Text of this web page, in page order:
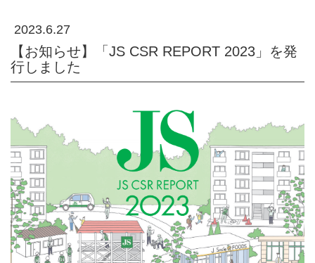
2023.6.27
【お知らせ】「JS CSR REPORT 2023」を発
行しました